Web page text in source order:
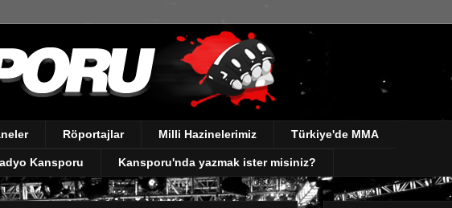
Röportajlar Milli Hazinelerimiz Türkiye'de MMA
Kansporu Kansporu'nda yazmak ister misiniz?